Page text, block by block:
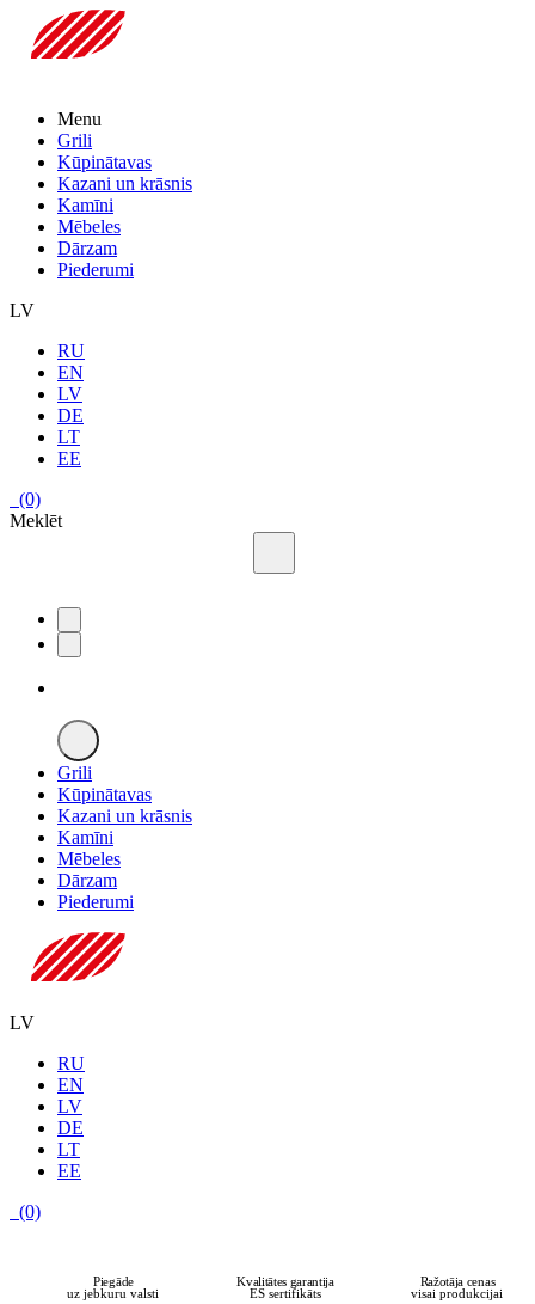
Menu
Grili
Kūpinātavas
Kazani un krāsnis
Kamīni
Mēbeles
Dārzam
Piederumi
LV
RU
EN
LV
DE
LT
EE
(0)
Meklēt
Grili
Kūpinātavas
Kazani un krāsnis
Kamīni
Mēbeles
Dārzam
Piederumi
LV
RU
EN
LV
DE
LT
EE
(0)
Piegāde
uz jebkuru valsti
Kvalitātes garantija
ES sertifikāts
Ražotāja cenas
visai produkcijai